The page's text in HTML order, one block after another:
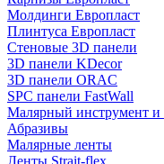
Молдинги Европласт
Плинтуса Европласт
Стеновые 3D панели
3D панели KDecor
3D панели ORAC
SPC панели FastWall
Малярный инструмент и
Абразивы
Малярные ленты